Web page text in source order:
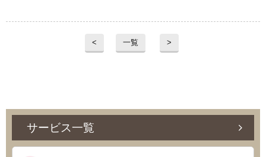
< 一覧 >
サービス一覧